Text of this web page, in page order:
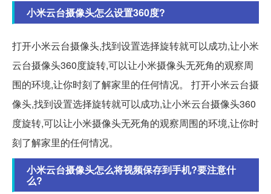
小米云台摄像头怎么设置360度?
打开小米云台摄像头,找到设置选择旋转就可以成功,让小米
云台摄像头360度旋转,可以让小米摄像头无死角的观察周
围的环境,让你时刻了解家里的任何情况。 打开小米云台摄
像头,找到设置选择旋转就可以成功,让小米云台摄像头360
度旋转,可以让小米摄像头无死角的观察周围的环境,让你时
刻了解家里的任何情况。
小米云台摄像头怎么将视频保存到手机?要注意什
么?